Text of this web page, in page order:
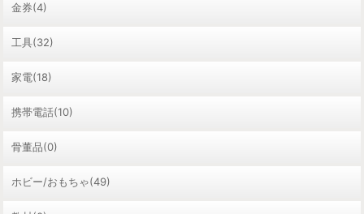
金券(4)
工具(32)
家電(18)
携帯電話(10)
骨董品(0)
ホビー/おもちゃ(49)